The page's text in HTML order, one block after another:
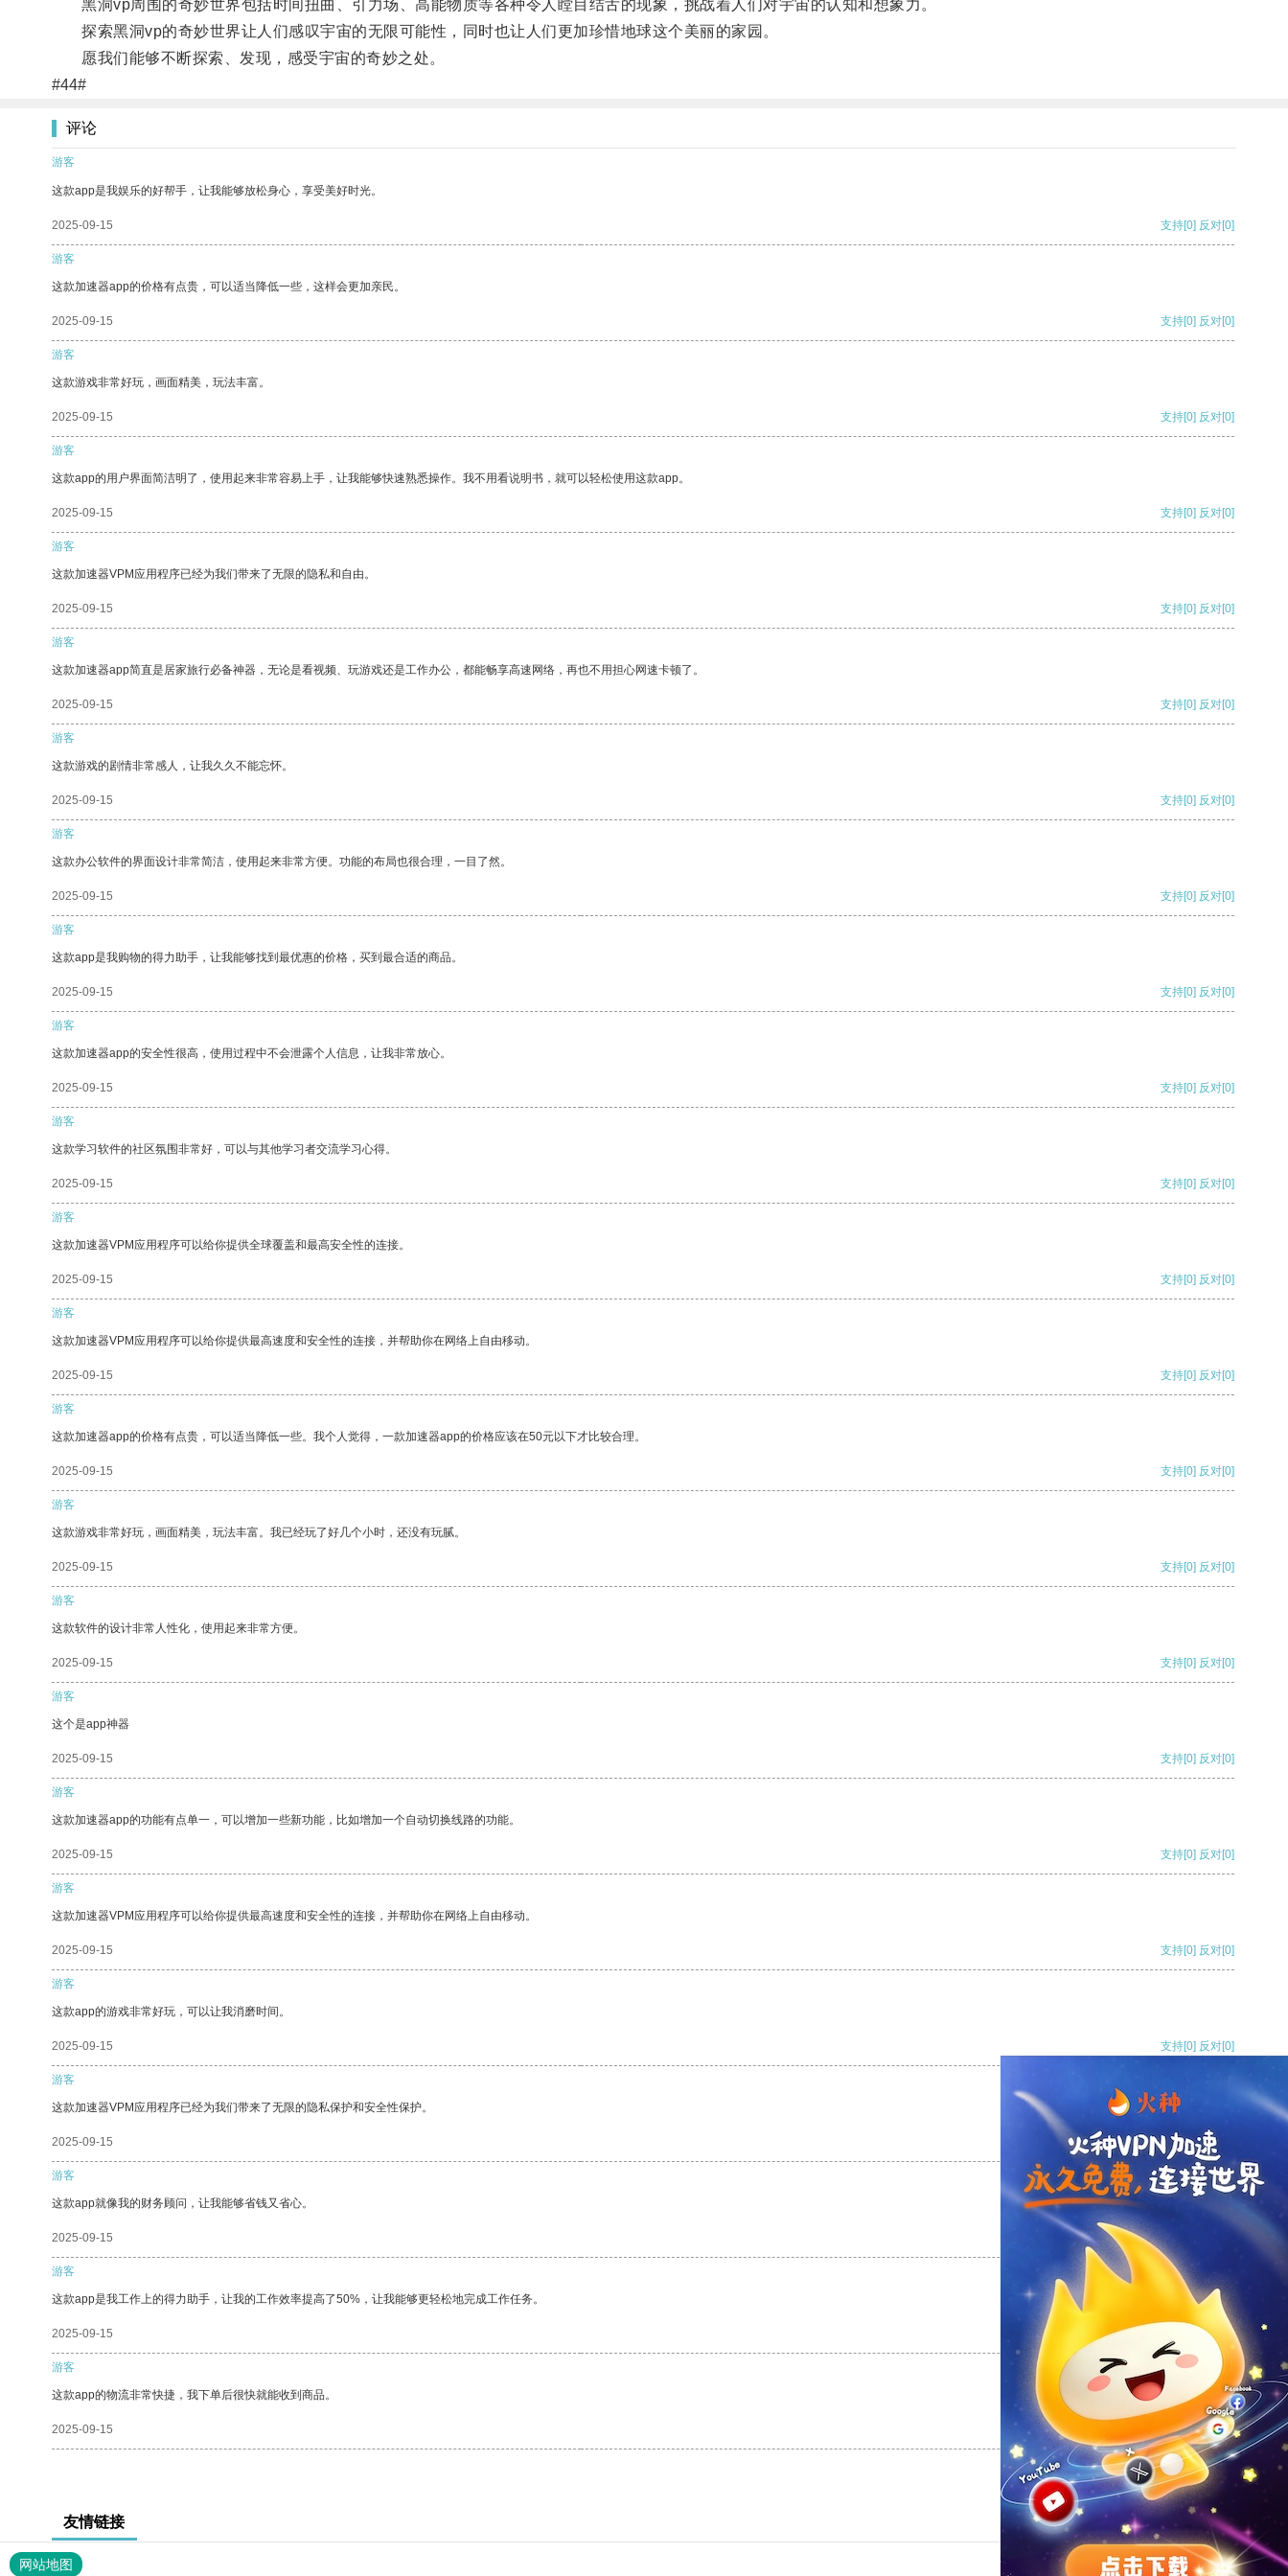
黑洞vp周围的奇妙世界包括时间扭曲、引力场、高能物质等各种令人瞠目结舌的现象，挑战着人们对宇宙的认知和想象力。
探索黑洞vp的奇妙世界让人们感叹宇宙的无限可能性，同时也让人们更加珍惜地球这个美丽的家园。
愿我们能够不断探索、发现，感受宇宙的奇妙之处。
#44#
评论
游客
这款app是我娱乐的好帮手，让我能够放松身心，享受美好时光。
2025-09-15 支持[0] 反对[0]
游客
这款加速器app的价格有点贵，可以适当降低一些，这样会更加亲民。
2025-09-15 支持[0] 反对[0]
游客
这款游戏非常好玩，画面精美，玩法丰富。
2025-09-15 支持[0] 反对[0]
游客
这款app的用户界面简洁明了，使用起来非常容易上手，让我能够快速熟悉操作。我不用看说明书，就可以轻松使用这款app。
2025-09-15 支持[0] 反对[0]
游客
这款加速器VPM应用程序已经为我们带来了无限的隐私和自由。
2025-09-15 支持[0] 反对[0]
游客
这款加速器app简直是居家旅行必备神器，无论是看视频、玩游戏还是工作办公，都能畅享高速网络，再也不用担心网速卡顿了。
2025-09-15 支持[0] 反对[0]
游客
这款游戏的剧情非常感人，让我久久不能忘怀。
2025-09-15 支持[0] 反对[0]
游客
这款办公软件的界面设计非常简洁，使用起来非常方便。功能的布局也很合理，一目了然。
2025-09-15 支持[0] 反对[0]
游客
这款app是我购物的得力助手，让我能够找到最优惠的价格，买到最合适的商品。
2025-09-15 支持[0] 反对[0]
游客
这款加速器app的安全性很高，使用过程中不会泄露个人信息，让我非常放心。
2025-09-15 支持[0] 反对[0]
游客
这款学习软件的社区氛围非常好，可以与其他学习者交流学习心得。
2025-09-15 支持[0] 反对[0]
游客
这款加速器VPM应用程序可以给你提供全球覆盖和最高安全性的连接。
2025-09-15 支持[0] 反对[0]
游客
这款加速器VPM应用程序可以给你提供最高速度和安全性的连接，并帮助你在网络上自由移动。
2025-09-15 支持[0] 反对[0]
游客
这款加速器app的价格有点贵，可以适当降低一些。我个人觉得，一款加速器app的价格应该在50元以下才比较合理。
2025-09-15 支持[0] 反对[0]
游客
这款游戏非常好玩，画面精美，玩法丰富。我已经玩了好几个小时，还没有玩腻。
2025-09-15 支持[0] 反对[0]
游客
这款软件的设计非常人性化，使用起来非常方便。
2025-09-15 支持[0] 反对[0]
游客
这个是app神器
2025-09-15 支持[0] 反对[0]
游客
这款加速器app的功能有点单一，可以增加一些新功能，比如增加一个自动切换线路的功能。
2025-09-15 支持[0] 反对[0]
游客
这款加速器VPM应用程序可以给你提供最高速度和安全性的连接，并帮助你在网络上自由移动。
2025-09-15 支持[0] 反对[0]
游客
这款app的游戏非常好玩，可以让我消磨时间。
2025-09-15 支持[0] 反对[0]
游客
这款加速器VPM应用程序已经为我们带来了无限的隐私保护和安全性保护。
2025-09-15 支持[0] 反对
游客
这款app就像我的财务顾问，让我能够省钱又省心。
2025-09-15 支持
游客
这款app是我工作上的得力助手，让我的工作效率提高了50%，让我能够更轻松地完成工作任务。
2025-09-15 反对 [0]
游客
这款app的物流非常快捷，我下单后很快就能收到商品。
2025-09-15 支持[0] 反对[0]
友情链接
网站地图